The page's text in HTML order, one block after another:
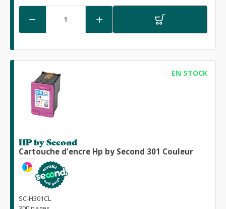
 
EN STOCK
HP by Second
Cartouche d'encre Hp by Second 301 Couleur
1
SC-H301CL